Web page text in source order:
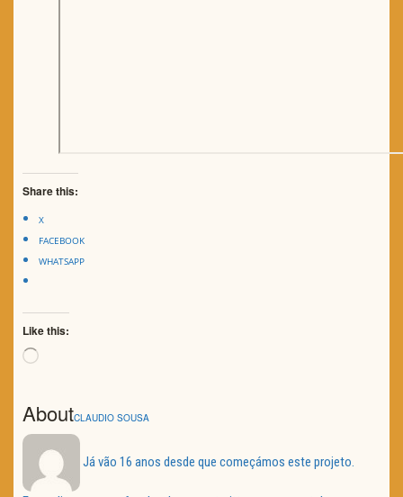
Share this:
X
FACEBOOK
WHATSAPP
Like this:
Loading…
AboutCLAUDIO SOUSA
Já vão 16 anos desde que começámos este projeto.